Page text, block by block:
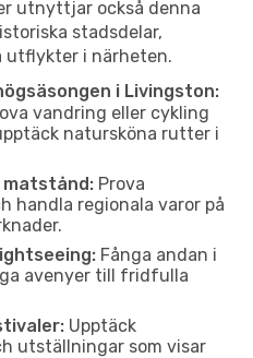
utnyttjar också denna
stadsdelar,
utflykter i närheten.
i Livingston:
vandring eller cykling
natursköna rutter i
matstånd: Prova
handla regionala varor på
Fånga andan i
avenyer till fridfulla
Upptäck
utställningar som visar